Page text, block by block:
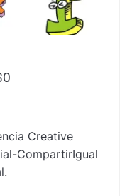
Creative
CompartirIgual
.